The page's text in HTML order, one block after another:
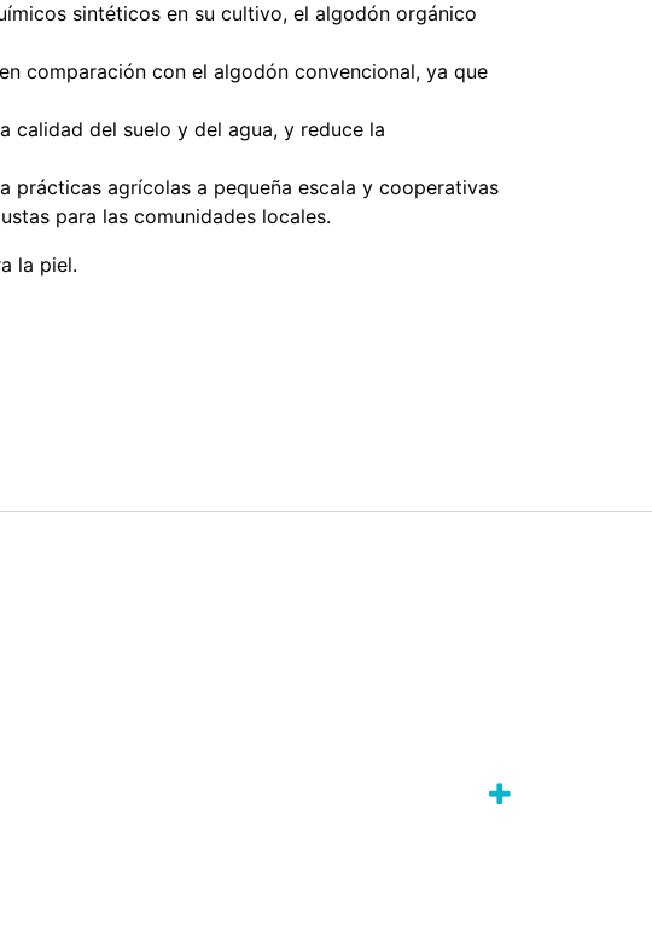
sintéticos en su cultivo, el algodón orgánico
comparación con el algodón convencional, ya que
calidad del suelo y del agua, y reduce la
prácticas agrícolas a pequeña escala y cooperativas
para las comunidades locales.
la piel.